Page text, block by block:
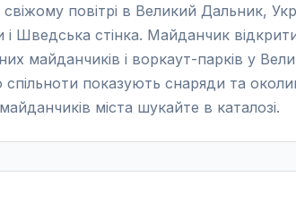
повітрі в Великий Дальник,
і Шведська стінка. Майданчик
майданчиків і воркаут-парків у
показують снаряди та
міста шукайте в каталозі.